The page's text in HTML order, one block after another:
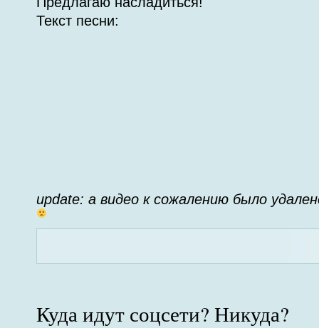
Текст песни:
update: а видео к сожалению было
Куда идут соцсети? Никуда?